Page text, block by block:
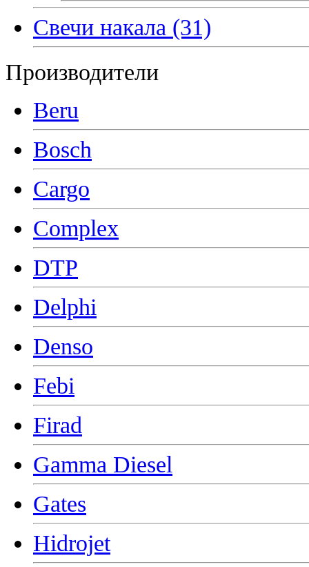
Свечи накала (31)
Производители
Beru
Bosch
Cargo
Complex
DTP
Delphi
Denso
Febi
Firad
Gamma Diesel
Gates
Hidrojet